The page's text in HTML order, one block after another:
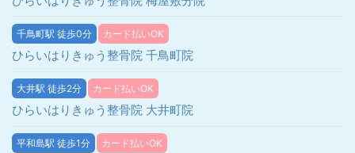
千鳥町駅 徒歩0分 カード払いOK
ひらいはりきゅう整骨院 千鳥町院
大井駅 徒歩2分 カード払いOK
ひらいはりきゅう整骨院 大井町院
平和島駅 徒歩1分 カード払いOK